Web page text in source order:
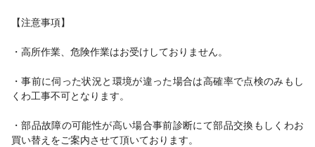
【注意事項】
・高所作業、危険作業はお受けしておりません。
・事前に伺った状況と環境が違った場合は高確率で点検のみもし
くわ工事不可となります。
・部品故障の可能性が高い場合事前診断にて部品交換もしくわお
買い替えをご案内させて頂いております。